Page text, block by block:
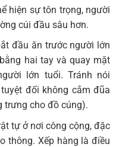
hiện sự tôn trọng, người
cúi đầu sâu hơn.
đầu ăn trước người lớn
hai tay và quay mặt
lớn tuổi. Tránh nói
đối không cắm đũa
trưng cho đồ cúng).
tự ở nơi công cộng, đặc
thông. Xếp hàng là điều